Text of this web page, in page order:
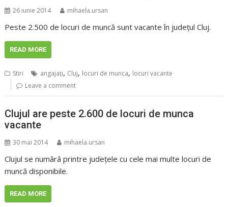
26 iunie 2014 mihaela.ursan
Peste 2.500 de locuri de muncă sunt vacante în judeţul Cluj.
READ MORE
Stiri angajaţi, Cluj, locuri de munca, locuri vacante
Leave a comment
Clujul are peste 2.600 de locuri de munca
vacante
30 mai 2014 mihaela.ursan
Clujul se numârâ printre judeţele cu cele mai multe locuri de
muncă disponibile.
READ MORE